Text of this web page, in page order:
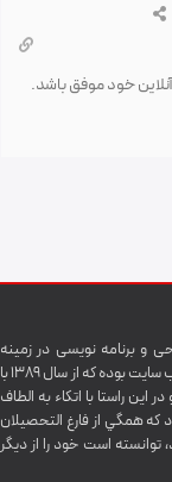
خود موفق باشد.
برنامه نویسی در زمینه
محصولات اینترنتی، خدمات طراحی، بهینه سازی و پشتیبانی وب سایت بوده که از سال 1389 با
راستا با اتکاء به الطاف
همگي از فارغ التحصیلان
است خود را از دیگر